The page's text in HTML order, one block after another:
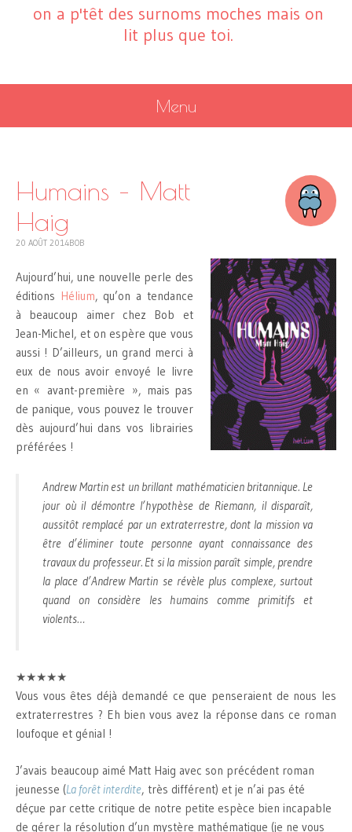
on a p'têt des surnoms moches mais on
lit plus que toi.
Menu
CONTENT
Humains – Matt
Haig
20 AOÛT 2014BOB
Aujourd’hui, une nouvelle perle des
éditions Hélium, qu’on a tendance
à beaucoup aimer chez Bob et
Jean-Michel, et on espère que vous
aussi ! D’ailleurs, un grand merci à
eux de nous avoir envoyé le livre
en « avant-première », mais pas
de panique, vous pouvez le trouver
dès aujourd’hui dans vos librairies
préférées !
Andrew Martin est un brillant mathématicien britannique. Le
jour où il démontre l’hypothèse de Riemann, il disparaît,
aussitôt remplacé par un extraterrestre, dont la mission va
être d’éliminer toute personne ayant connaissance des
travaux du professeur. Et si la mission paraît simple, prendre
la place d’Andrew Martin se révèle plus complexe, surtout
quand on considère les humains comme primitifs et
violents…
★★★★★
Vous vous êtes déjà demandé ce que penseraient de nous les
extraterrestres ? Eh bien vous avez la réponse dans ce roman
loufoque et génial !
J’avais beaucoup aimé Matt Haig avec son précédent roman
jeunesse (La forêt interdite, très différent) et je n’ai pas été
déçue par cette critique de notre petite espèce bien incapable
de gérer la résolution d’un mystère mathématique (je ne vous